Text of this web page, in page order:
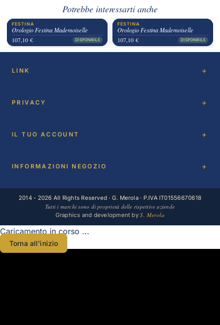
Potrebbe interessarti anche
FESTINA
Orologio Festina Mademoiselle
107,10 €
DISPONIBILE
FESTINA
Orologio Festina Mademoiselle
107,10 €
DISPONIBILE
LINK
PRIVACY
IL TUO ACCOUNT
INFORMAZIONI NEGOZIO
2014 - 2026 All Rights Reserved · G. Merola · P.IVA IT01556670618
Tutti i marchi sono di proprietà delle rispettive aziende
Graphics and development byS. Merola
Caricamento in corso ...
Torna all'inizio